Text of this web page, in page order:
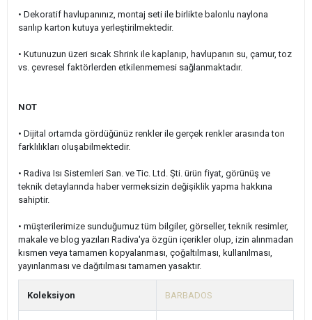
• Dekoratif havlupanınız, montaj seti ile birlikte balonlu naylona
sarılıp karton kutuya yerleştirilmektedir.
• Kutunuzun üzeri sıcak Shrink ile kaplanıp, havlupanın su, çamur, toz
vs. çevresel faktörlerden etkilenmemesi sağlanmaktadır.
NOT
• Dijital ortamda gördüğünüz renkler ile gerçek renkler arasında ton
farklılıkları oluşabilmektedir.
• Radiva Isı Sistemleri San. ve Tic. Ltd. Şti. ürün fiyat, görünüş ve
teknik detaylarında haber vermeksizin değişiklik yapma hakkına
sahiptir.
• müşterilerimize sunduğumuz tüm bilgiler, görseller, teknik resimler,
makale ve blog yazıları Radiva'ya özgün içerikler olup, izin alınmadan
kısmen veya tamamen kopyalanması, çoğaltılması, kullanılması,
yayınlanması ve dağıtılması tamamen yasaktır.
Koleksiyon BARBADOS